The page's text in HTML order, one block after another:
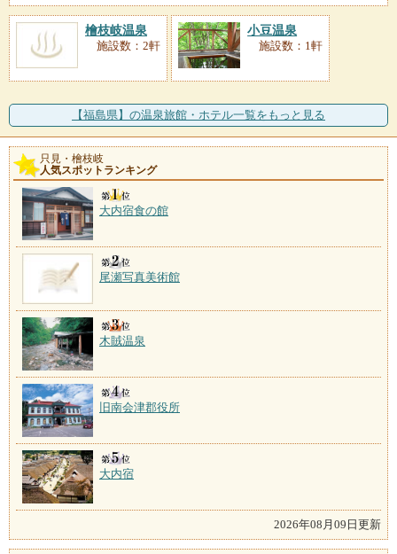
檜枝岐温泉
施設数：2軒
小豆温泉
施設数：1軒
【福島県】の温泉旅館・ホテル一覧をもっと見る
只見・檜枝岐
人気スポットランキング
大内宿食の館
尾瀬写真美術館
木賊温泉
旧南会津郡役所
大内宿
2026年08月09日更新